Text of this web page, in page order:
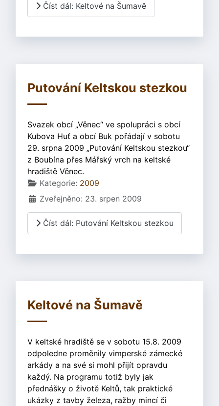
Číst dál: Keltové na Šumavě
Putování Keltskou stezkou
Svazek obcí „Věnec“ ve spolupráci s obcí
Kubova Huť a obcí Buk pořádají v sobotu
29. srpna 2009 „Putování Keltskou stezkou“
z Boubína přes Mářský vrch na keltské
hradiště Věnec.
Základní údaje
Kategorie: 2009
Zveřejněno: 23. srpen 2009
Číst dál: Putování Keltskou stezkou
Keltové na Šumavě
V keltské hradiště se v sobotu 15.8. 2009
odpoledne proměnily vimperské zámecké
arkády a na své si mohl přijít opravdu
každý. Na programu totiž byly jak
přednášky o životě Keltů, tak praktické
ukázky z tavby železa, ražby mincí či